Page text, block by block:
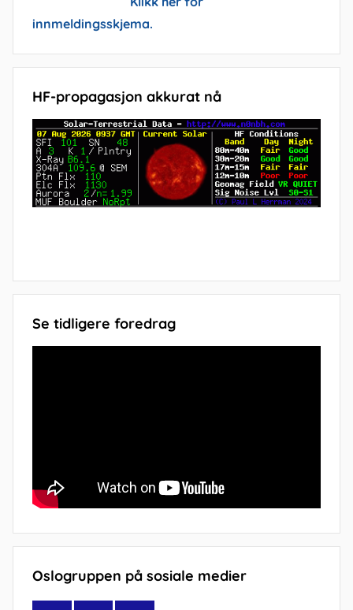
innmeldingsskjema.
HF-propagasjon akkurat nå
Se tidligere foredrag
Oslogruppen på sosiale medier